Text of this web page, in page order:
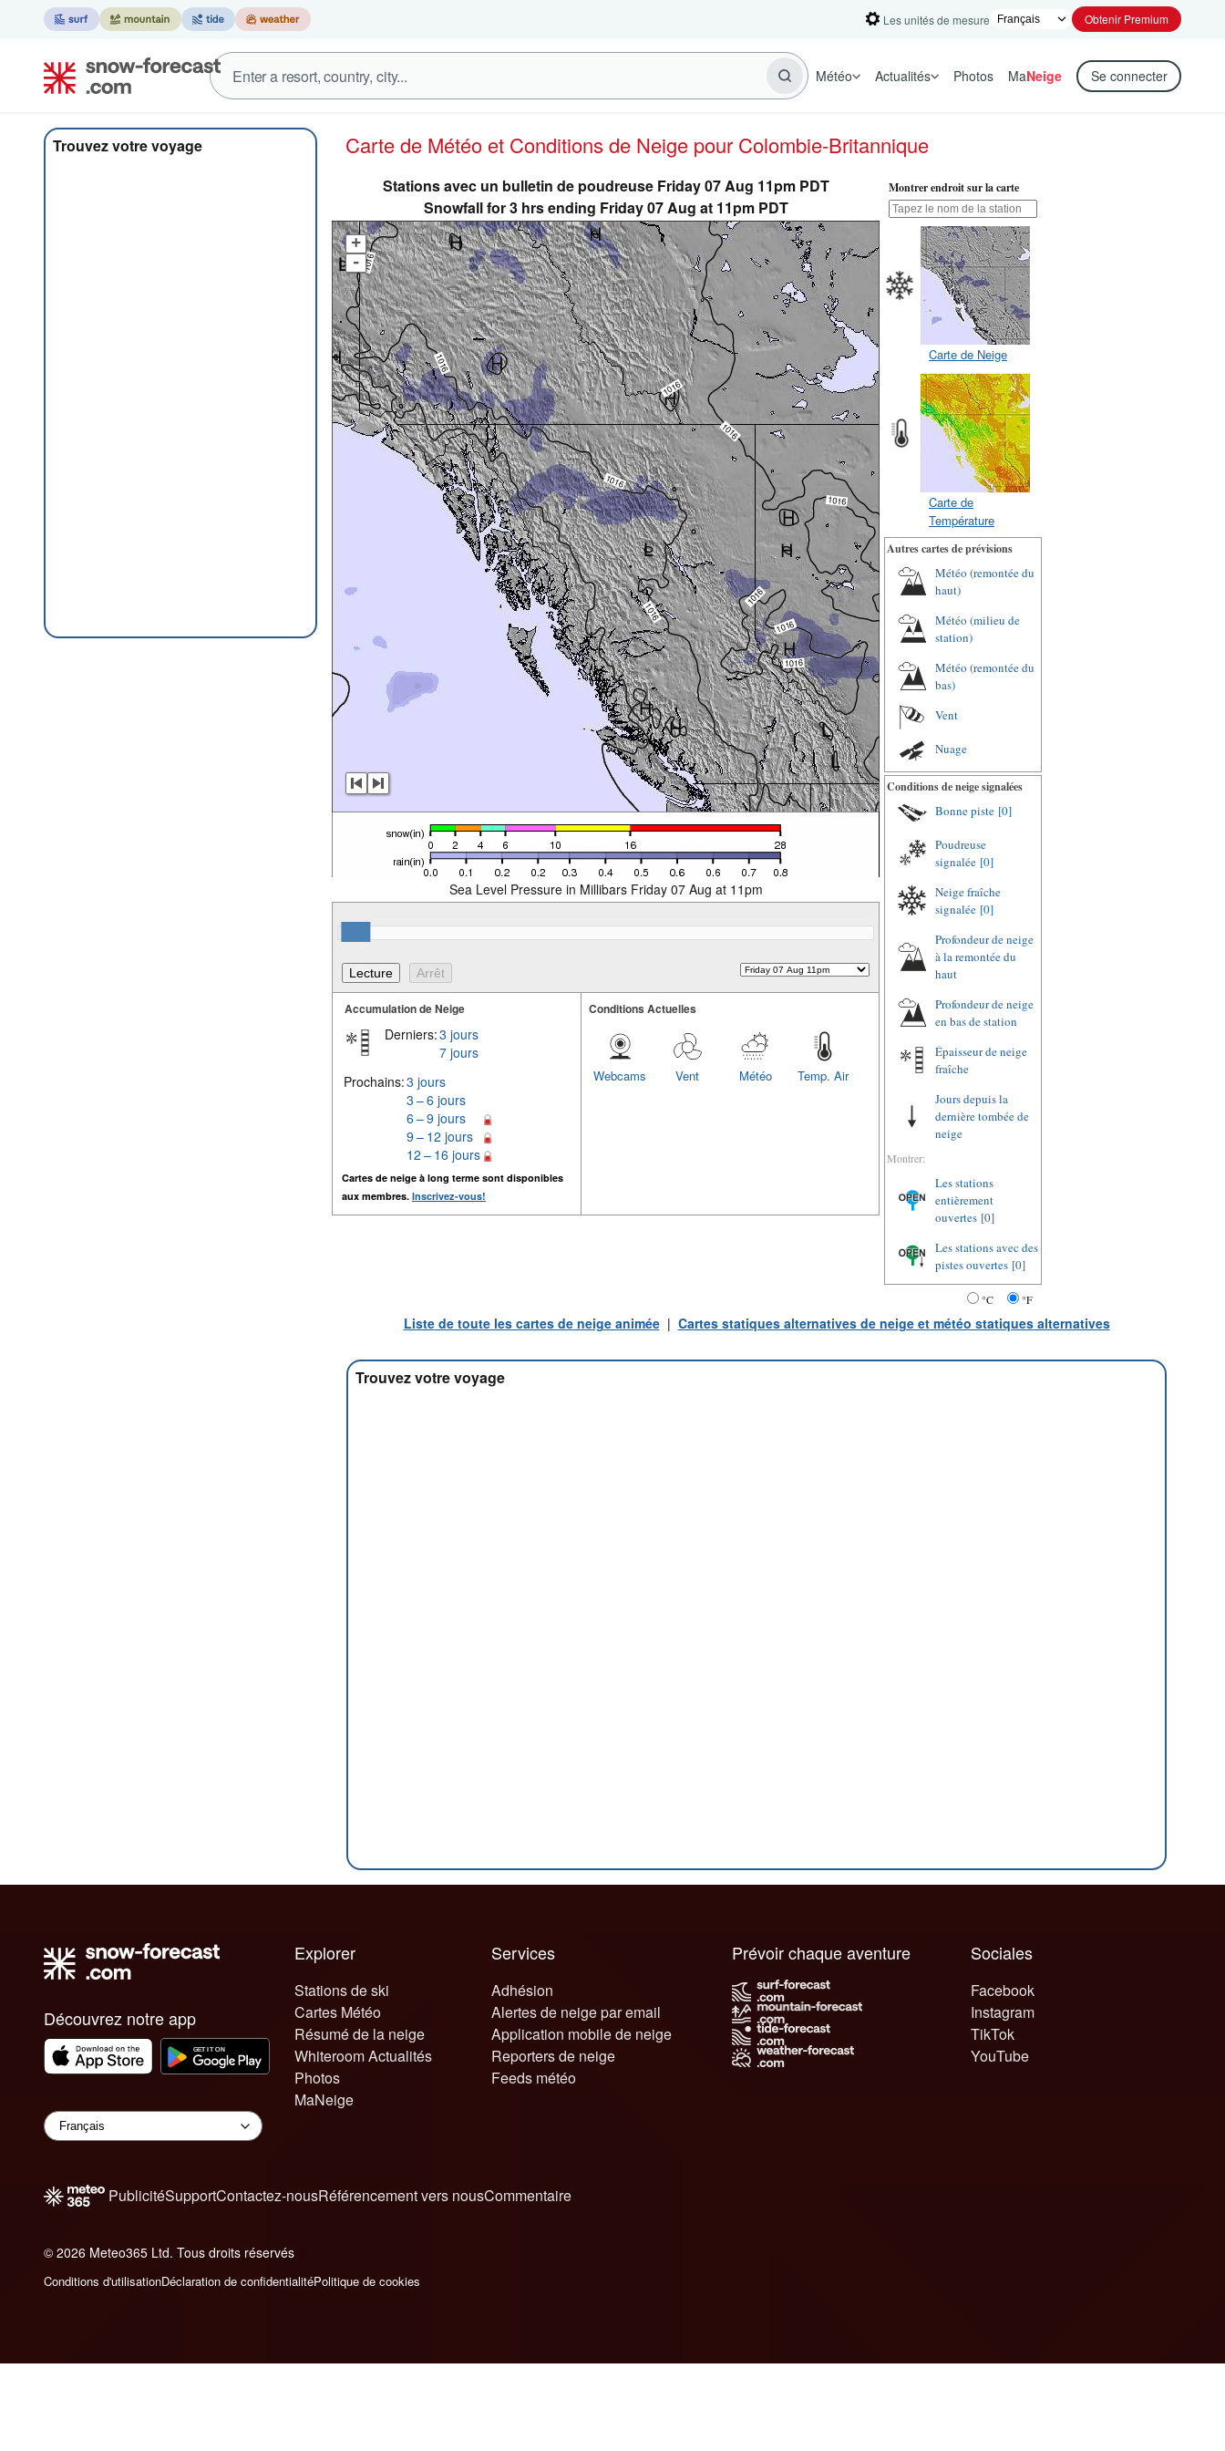
Les unités de mesure Obtenir Premium
Météo Actualités Photos MaNeige Se connecter
Trouvez votre voyage Carte de Météo et Conditions de Neige pour Colombie-Britannique
Stations avec un bulletin de poudreuse Friday 07 Aug 11pm PDT
Snowfall for 3 hrs ending Friday 07 Aug at 11pm PDT
+
-
Sea Level Pressure in Millibars Friday 07 Aug at 11pm
Accumulation de Neige
Derniers:3 jours
7 jours
Prochains:3 jours
3 – 6 jours
6 – 9 jours
9 – 12 jours
12 – 16 jours
Cartes de neige à long terme sont disponibles
aux membres. Inscrivez-vous!
Conditions Actuelles
Temp. Air
Météo
Vent
Webcams
Montrer endroit sur la carte
Carte de Neige
Carte de
Température
Autres cartes de prévisions
Météo (remontée du
haut)
Météo (milieu de
station)
Météo (remontée du
bas)
Vent
Nuage
Conditions de neige signalées
Bonne piste [0]
Poudreuse
signalée [0]
Neige fraîche
signalée [0]
Profondeur de neige
à la remontée du
haut
Profondeur de neige
en bas de station
Épaisseur de neige
fraîche
Jours depuis la
dernière tombée de
neige
Montrer:
Les stations
entièrement
ouvertes [0]
Les stations avec des
pistes ouvertes [0]
°C °F
Liste de toute les cartes de neige animée| Cartes statiques alternatives de neige et météo statiques alternatives
Trouvez votre voyage
Découvrez notre app
Explorer
Stations de ski
Cartes Météo
Résumé de la neige
Whiteroom Actualités
Photos
MaNeige
Services
Adhésion
Alertes de neige par email
Application mobile de neige
Reporters de neige
Feeds météo
Sociales
Facebook
Instagram
TikTok
YouTube
Prévoir chaque aventure
PublicitéSupportContactez-nousRéférencement vers nousCommentaire
© 2026 Meteo365 Ltd. Tous droits réservés
Conditions d'utilisationDéclaration de confidentialitéPolitique de cookies